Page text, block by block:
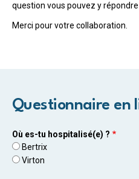
question vous pouvez y
Merci pour votre collaboration.
Questionnaire en
Où es-tu hospitalisé(e) ?
Bertrix
Virton